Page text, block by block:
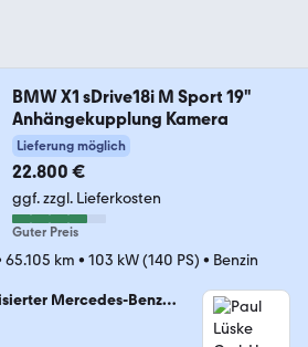
BMW X1 sDrive18i M Sport 19"
Anhängekupplung Kamera
Lieferung möglich
22.800 €
ggf. zzgl. Lieferkosten
Guter Preis
65.105 km • 103 kW (140 PS) • Benzin
Mercedes-Benz